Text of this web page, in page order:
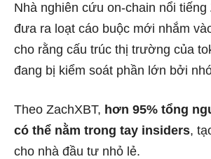
Nhà nghiên cứu on-chain nổi tiếng
đưa ra loạt cáo buộc mới nhắm
cho rằng cấu trúc thị trường của
đang bị kiểm soát phần lớn bởi
Theo ZachXBT, hơn 95% tổng
có thể nằm trong tay insiders,
cho nhà đầu tư nhỏ lẻ.